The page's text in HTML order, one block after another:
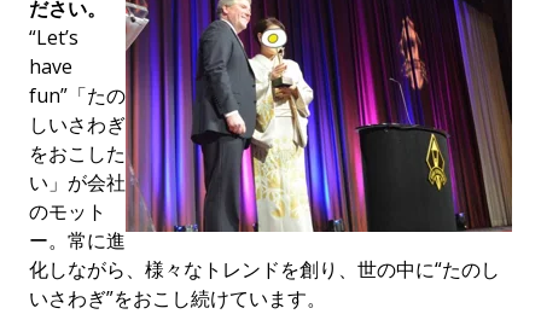
ださい。
“Let’s
have
fun”「たの
しいさわぎ
をおこした
い」が会社
のモット
ー。常に進
化しながら、様々なトレンドを創り、世の中に“たのし
いさわぎ”をおこし続けています。